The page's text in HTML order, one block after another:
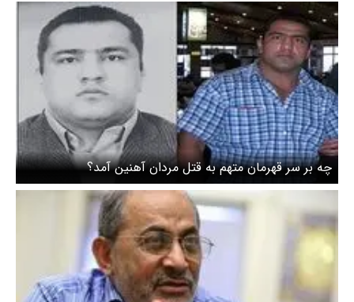
چه بر سر قهرمان متهم به قتل مردان آهنین آمد؟